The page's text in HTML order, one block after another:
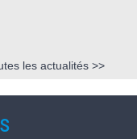
les actualités >>